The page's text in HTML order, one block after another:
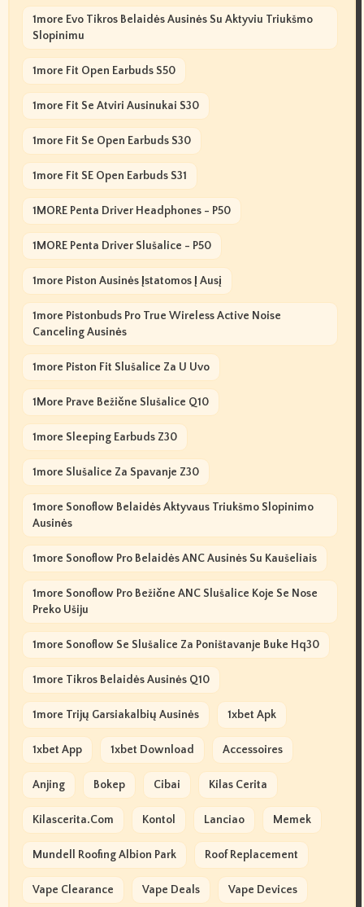
1more Evo Tikros Belaidės Ausinės Su Aktyviu Triukšmo
Slopinimu
1more Fit Open Earbuds S50
1more Fit Se Atviri Ausinukai S30
1more Fit Se Open Earbuds S30
1more Fit SE Open Earbuds S31
1MORE Penta Driver Headphones - P50
1MORE Penta Driver Slušalice - P50
1more Piston Ausinės Įstatomos Į Ausį
1more Pistonbuds Pro True Wireless Active Noise
Canceling Ausinės
1more Piston Fit Slušalice Za U Uvo
1More Prave Bežične Slušalice Q10
1more Sleeping Earbuds Z30
1more Slušalice Za Spavanje Z30
1more Sonoflow Belaidės Aktyvaus Triukšmo Slopinimo
Ausinės
1more Sonoflow Pro Belaidės ANC Ausinės Su Kaušeliais
1more Sonoflow Pro Bežične ANC Slušalice Koje Se Nose
Preko Ušiju
1more Sonoflow Se Slušalice Za Poništavanje Buke Hq30
1more Tikros Belaidės Ausinės Q10
1more Trijų Garsiakalbių Ausinės 1xbet Apk
1xbet App 1xbet Download Accessoires
Anjing Bokep Cibai Kilas Cerita
Kilascerita.com Kontol Lanciao Memek
Mundell Roofing Albion Park Roof Replacement
Vape Clearance Vape Deals Vape Devices